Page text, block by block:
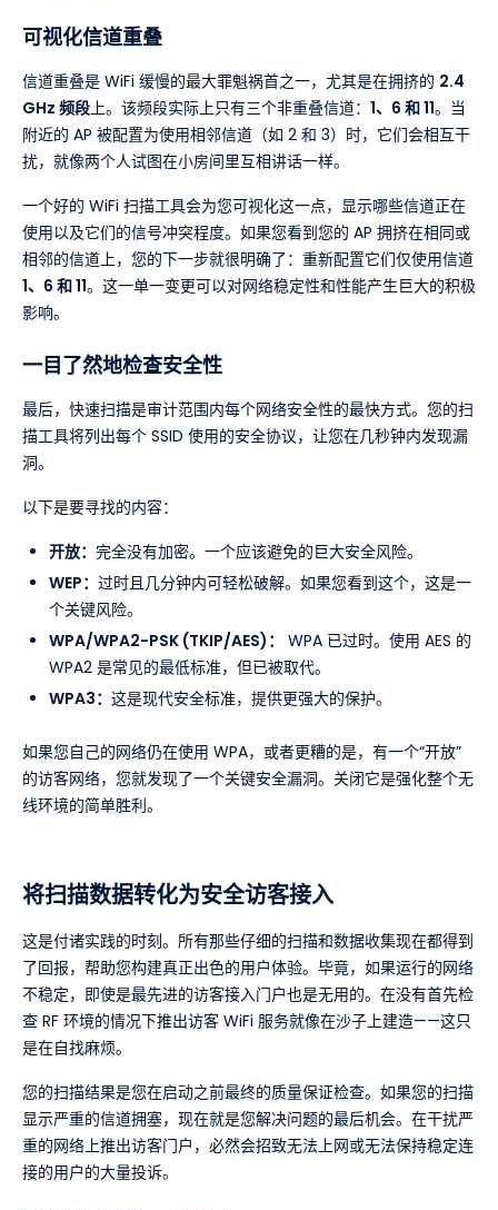
可视化信道重叠
信道重叠是 WiFi 缓慢的最大罪魁祸首之一，尤其是在拥挤的 2.4
GHz 频段上。该频段实际上只有三个非重叠信道： 1、6 和 11。当
附近的 AP 被配置为使用相邻信道（如 2 和 3）时，它们会相互干
扰，就像两个人试图在小房间里互相讲话一样。
一个好的 WiFi 扫描工具会为您可视化这一点，显示哪些信道正在
使用以及它们的信号冲突程度。如果您看到您的 AP 拥挤在相同或
相邻的信道上，您的下一步就很明确了：重新配置它们仅使用信道
1、6 和 11。这一单一变更可以对网络稳定性和性能产生巨大的积极
影响。
一目了然地检查安全性
最后，快速扫描是审计范围内每个网络安全性的最快方式。您的扫
描工具将列出每个 SSID 使用的安全协议，让您在几秒钟内发现漏
洞。
以下是要寻找的内容：
开放： 完全没有加密。一个应该避免的巨大安全风险。
WEP： 过时且几分钟内可轻松破解。如果您看到这个，这是一
个关键风险。
WPA/WPA2-PSK (TKIP/AES)：
WPA 已过时。使用 AES 的
WPA2 是常见的最低标准，但已被取代。
WPA3： 这是现代安全标准，提供更强大的保护。
如果您自己的网络仍在使用 WPA，或者更糟的是，有一个“开放”
的访客网络，您就发现了一个关键安全漏洞。关闭它是强化整个无
线环境的简单胜利。
将扫描数据转化为安全访客接入
这是付诸实践的时刻。所有那些仔细的扫描和数据收集现在都得到
了回报，帮助您构建真正出色的用户体验。毕竟，如果运行的网络
不稳定，即使是最先进的访客接入门户也是无用的。在没有首先检
查 RF 环境的情况下推出访客 WiFi 服务就像在沙子上建造——这只
是在自找麻烦。
您的扫描结果是您在启动之前最终的质量保证检查。如果您的扫描
显示严重的信道拥塞，现在就是您解决问题的最后机会。在干扰严
重的网络上推出访客门户，必然会招致无法上网或无法保持稳定连
接的用户的大量投诉。